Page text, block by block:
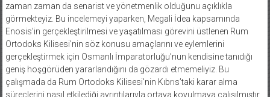
zaman zaman da senarist ve yönetmenlik olduğunu açıklıkla
görmekteyiz. Bu incelemeyi yaparken, Megali İdea kapsamında
Enosis’in gerçekleştirilmesi ve yaşatılması görevini üstlenen Rum
Ortodoks Kilisesi’nin söz konusu amaçlarını ve eylemlerini
gerçekleştirmek için Osmanlı İmparatorluğu’nun kendisine tanıdığı
geniş hoşgörüden yararlandığını da gözardı etmemeliyiz. Bu
çalışmada da Rum Ortodoks Kilisesi’nin Kıbrıs’taki karar alma
süreçlerini nasıl etkilediği ayrıntılarıyla ortaya koyulmaya çalışılmıştır.